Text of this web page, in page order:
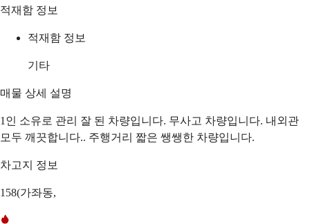
적재함 정보
적재함 정보
기타
매물 상세 설명
1인 소유로 관리 잘 된 차량입니다. 무사고 차량입니다. 내외관
모두 깨끗합니다.. 주행거리 짧은 쌩쌩한 차량입니다.
차고지 정보
158(가좌동,